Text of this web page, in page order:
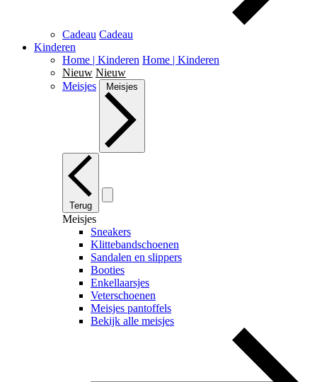
Cadeau Cadeau
Kinderen
Home | Kinderen Home | Kinderen
Nieuw Nieuw
Meisjes
Meisjes
Terug
Meisjes
Sneakers
Klittebandschoenen
Sandalen en slippers
Booties
Enkellaarsjes
Veterschoenen
Meisjes pantoffels
Bekijk alle meisjes